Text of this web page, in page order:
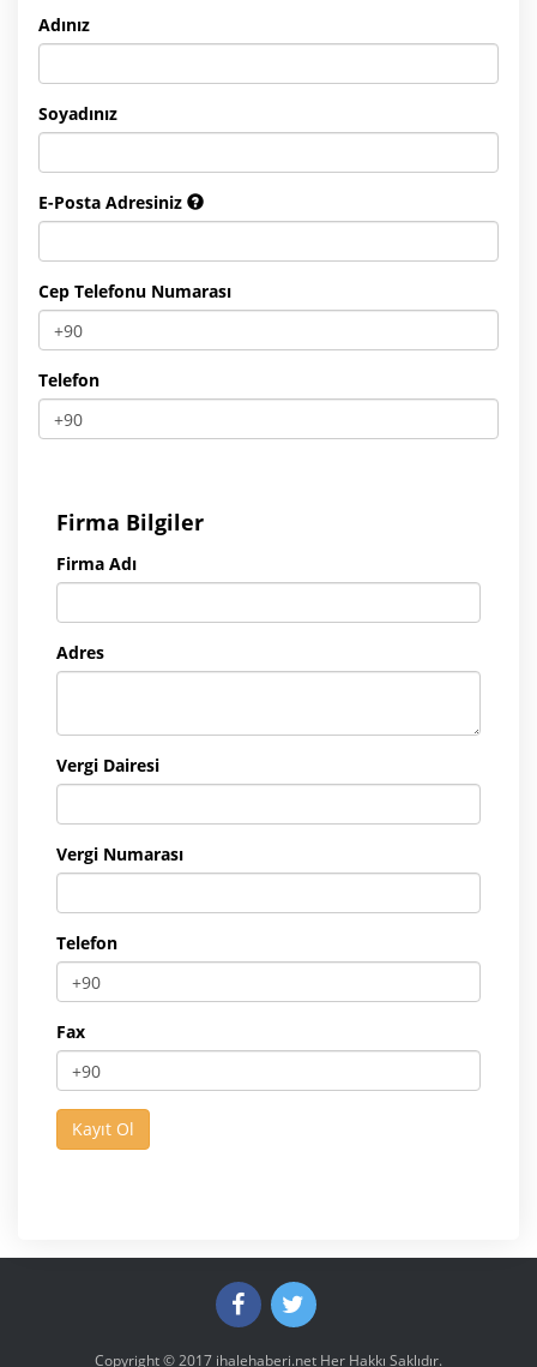
Adınız
Soyadınız
E-Posta Adresiniz
Cep Telefonu Numarası
Telefon
Firma Bilgiler
Firma Adı
Adres
Vergi Dairesi
Vergi Numarası
Telefon
Fax
Copyright © 2017 ihalehaberi.net Her Hakkı Saklıdır.